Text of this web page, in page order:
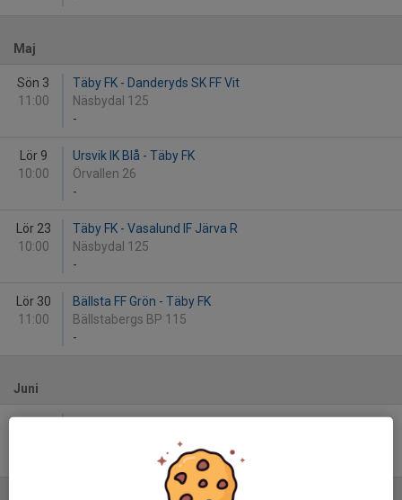
Maj
Sön 3
11:00
Täby FK - Danderyds SK FF Vit
Näsbydal 125
-
Lör 9
10:00
Ursvik IK Blå - Täby FK
Örvallen 26
-
Lör 23
10:00
Täby FK - Vasalund IF Järva R
Näsbydal 125
-
Lör 30
11:00
Bällsta FF Grön - Täby FK
Bällstabergs BP 115
-
Juni